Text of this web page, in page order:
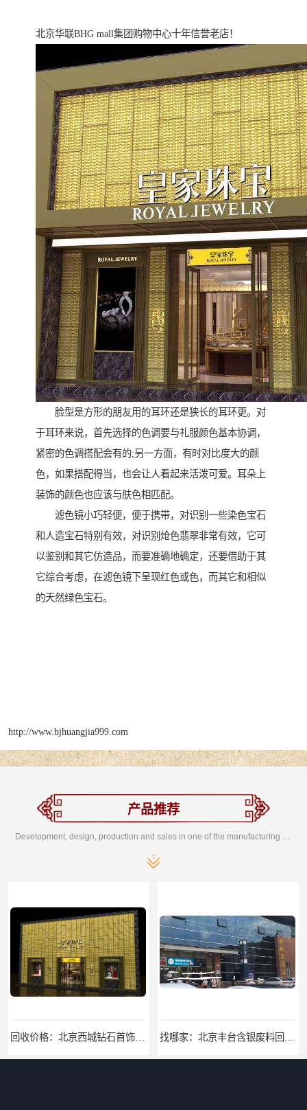
北京华联BHG mall集团购物中心十年信誉老店！
脸型是方形的朋友用的耳环还是狭长的耳环更。对
于耳环来说，首先选择的色调要与礼服颜色基本协调，
紧密的色调搭配会有的;另一方面，有时对比度大的颜
色，如果搭配得当，也会让人看起来活泼可爱。耳朵上
装饰的颜色也应该与肤色相匹配。
滤色镜小巧轻便，便于携带，对识别一些染色宝石
和人造宝石特别有效，对识别炝色翡翠非常有效，它可
以鉴别和其它仿造品，而要准确地确定，还要借助于其
它综合考虑，在滤色镜下呈现红色或色，而其它和相似
的天然绿色宝石。
http://www.bjhuangjia999.com
产品推荐